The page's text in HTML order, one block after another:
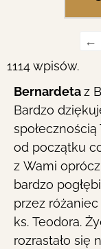
←
1114 wpisów.
Bernardetaz
Bardzo
od początku
z Wami
bardzo
przez
ks. Teodora.
rozrastało się